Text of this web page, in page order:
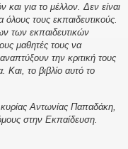
και για το μέλλον. Δεν είναι
τους εκπαιδευτικούς.
των εκπαιδευτικών
μαθητές τους να
την κριτική τους
Και, το βιβλίο αυτό το
Αντωνίας Παπαδάκη,
στην Εκπαίδευση.